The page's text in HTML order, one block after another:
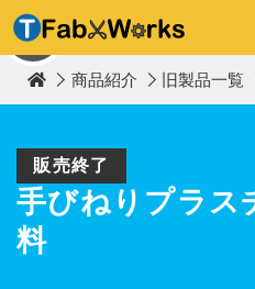
TOP
a
b
W
o
商品紹介 旧製品一覧
販売終了
手びねりプラス
料